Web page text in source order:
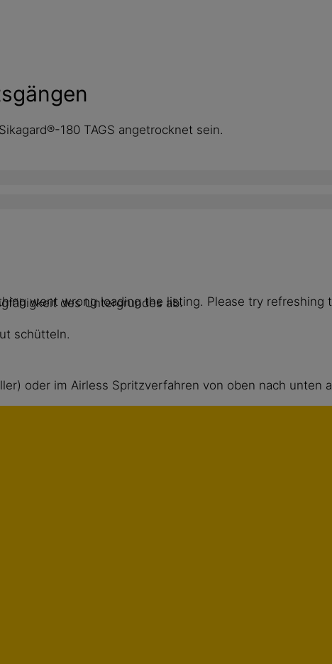
180 TAGS angetrocknet sein.
des Untergrundes ab.
schütteln.
oder im Airless Spritzverfahren von oben nach unten
Trocknungszeit von etwa 3 Stunden. Seine völlige
went wrong loading the listing. Please try refreshing